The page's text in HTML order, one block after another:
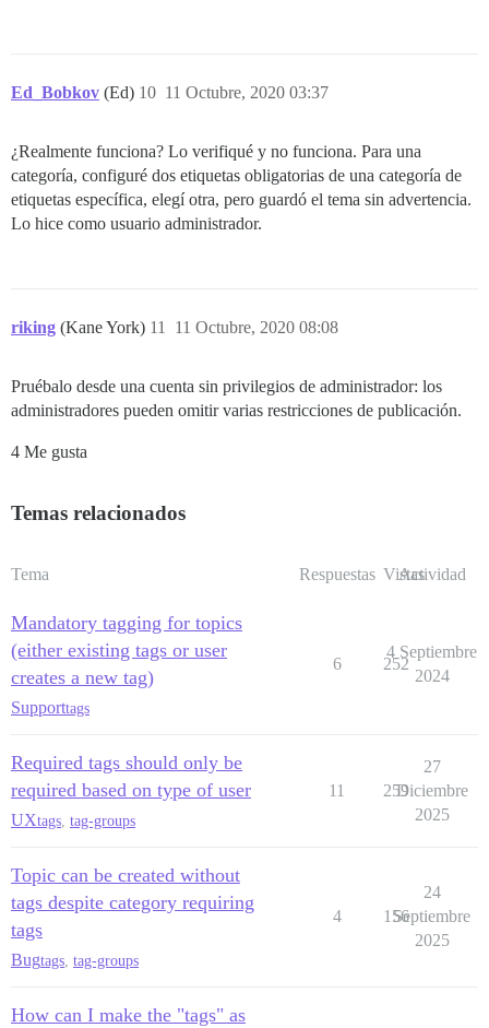
Ed_Bobkov (Ed) 11 Octubre, 2020 03:37
10
¿Realmente funciona? Lo verifiqué y no funciona. Para una
categoría, configuré dos etiquetas obligatorias de una categoría de
etiquetas específica, elegí otra, pero guardó el tema sin advertencia.
Lo hice como usuario administrador.
riking (Kane York) 11 Octubre, 2020 08:08
11
Pruébalo desde una cuenta sin privilegios de administrador: los
administradores pueden omitir varias restricciones de publicación.
4 Me gusta
Temas relacionados
Tema Respuestas Vistas
Actividad
Mandatory tagging for topics
(either existing tags or user
creates a new tag)
Supporttags
6 252
4 Septiembre
2024
Required tags should only be
required based on type of user
UXtags tag-groups
11 259
27
Diciembre
2025
Topic can be created without
tags despite category requiring
tags
Bugtags tag-groups
4 156
24
Septiembre
2025
How can I make the "tags" as